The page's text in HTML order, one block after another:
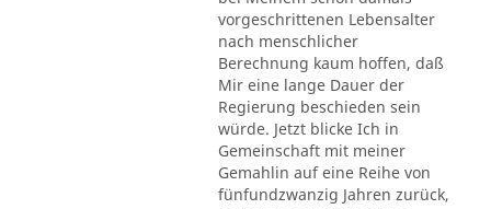
vorgeschrittenen Lebensalter
nach menschlicher
Berechnung kaum hoffen, daß
Mir eine lange Dauer der
Regierung beschieden sein
würde. Jetzt blicke Ich in
Gemeinschaft mit meiner
Gemahlin auf eine Reihe von
fünfundzwanzig Jahren zurück,